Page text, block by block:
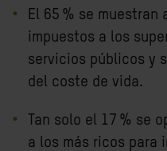
El 65 % se muestran
impuestos a los
servicios públicos y
del coste de vida.
Tan solo el 17 % se
a los más ricos para